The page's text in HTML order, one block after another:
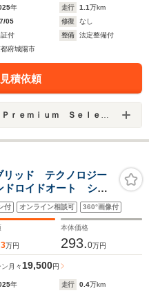
年 走行 1.1万km
05 修復
なし
付 整備
法定整備付
府城陽市
積依頼
ｕｍ Ｓｅｌｅｃｔｉｏｎ 城陽
ッド テクノロジー
ロイドオート シー
ヤゲート アンビエ
能 ヘッドアップデ
付 オンライン相談可 360°画像付
3万円
本体価格
293.0万円
月々19,500円
年 走行 0.4万km